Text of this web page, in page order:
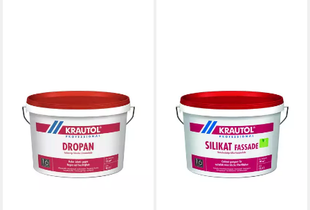
KRAUTOL
Wandfarbe
66,99 €
(19,14 €/ 1 l)
lieferbar - in 5-6 Werktagen bei dir